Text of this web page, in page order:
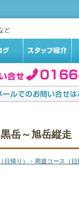
ど
岳～旭岳縦走
日帰り）・周遊コース（日